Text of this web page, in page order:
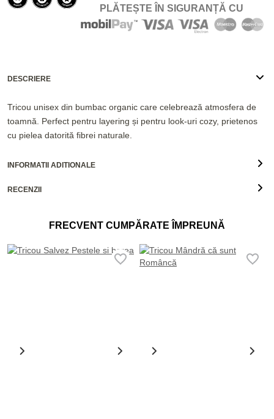
PLĂTEȘTE ÎN SIGURANȚĂ CU
DESCRIERE
Tricou unisex din bumbac organic care celebrează atmosfera de
toamnă. Perfect pentru layering și pentru look-uri cozy, prietenos
cu pielea datorită fibrei naturale.
INFORMATII ADITIONALE
RECENZII
FRECVENT CUMPĂRATE ÎMPREUNĂ